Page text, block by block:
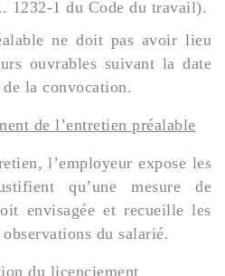
1232-1 du Code du travail).
ne doit pas avoir lieu
ouvrables suivant la date
la convocation.
de l’entretien préalable
l’employeur expose les
qu’une mesure de
envisagée et recueille les
du salarié.
du licenciement